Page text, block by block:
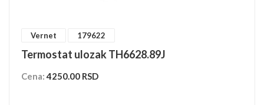
Vernet 179622
Termostat ulozak TH6628.89J
Cena:4250.00 RSD